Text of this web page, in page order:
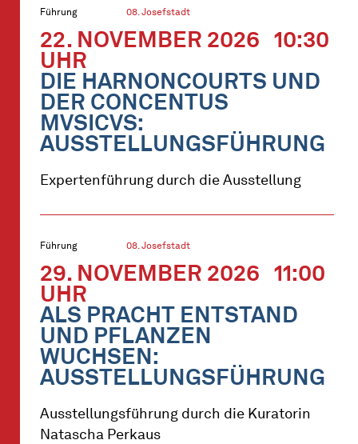
Führung 08. Josefstadt
22. NOVEMBER 2026 10:30
UHR
DIE HARNONCOURTS UND
DER CONCENTUS
MVSICVS:
AUSSTELLUNGSFÜHRUNG
Expertenführung durch die Ausstellung
Führung 08. Josefstadt
29. NOVEMBER 2026 11:00
UHR
ALS PRACHT ENTSTAND
UND PFLANZEN
WUCHSEN:
AUSSTELLUNGSFÜHRUNG
Ausstellungsführung durch die Kuratorin
Natascha Perkaus